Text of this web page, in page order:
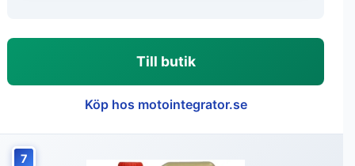
Till butik
Köp hos motointegrator.se
7